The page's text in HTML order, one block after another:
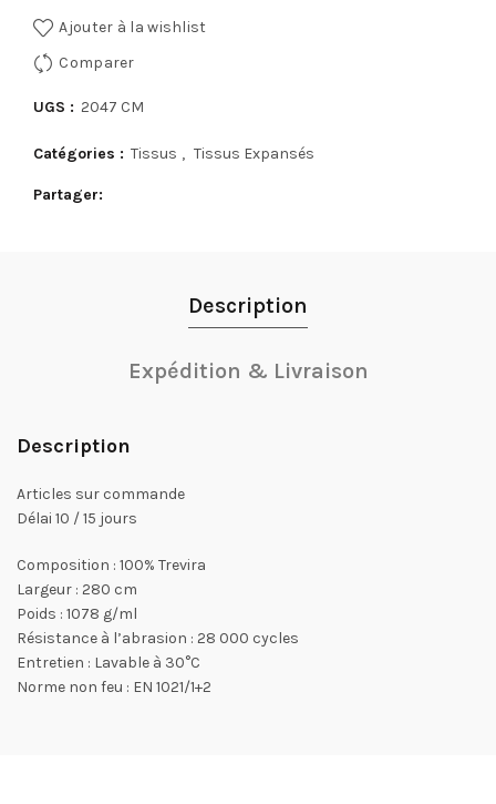
Ajouter à la wishlist
Comparer
UGS : 2047 CM
Catégories : Tissus , Tissus Expansés
Partager
Description
Expédition & Livraison
Description
Articles sur commande
Délai 10 / 15 jours
Composition : 100% Trevira
Largeur : 280 cm
Poids : 1078 g/ml
Résistance à l’abrasion : 28 000 cycles
Entretien : Lavable à 30°C
Norme non feu : EN 1021/1+2